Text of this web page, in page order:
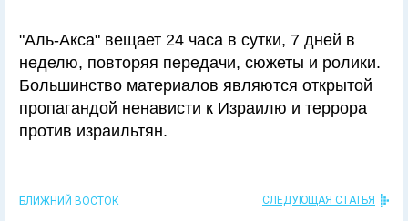
"Аль-Акса" вещает 24 часа в сутки, 7 дней в
неделю, повторяя передачи, сюжеты и ролики.
Большинство материалов являются открытой
пропагандой ненависти к Израилю и террора
против израильтян.
БЛИЖНИЙ ВОСТОК СЛЕДУЮЩАЯ СТАТЬЯ